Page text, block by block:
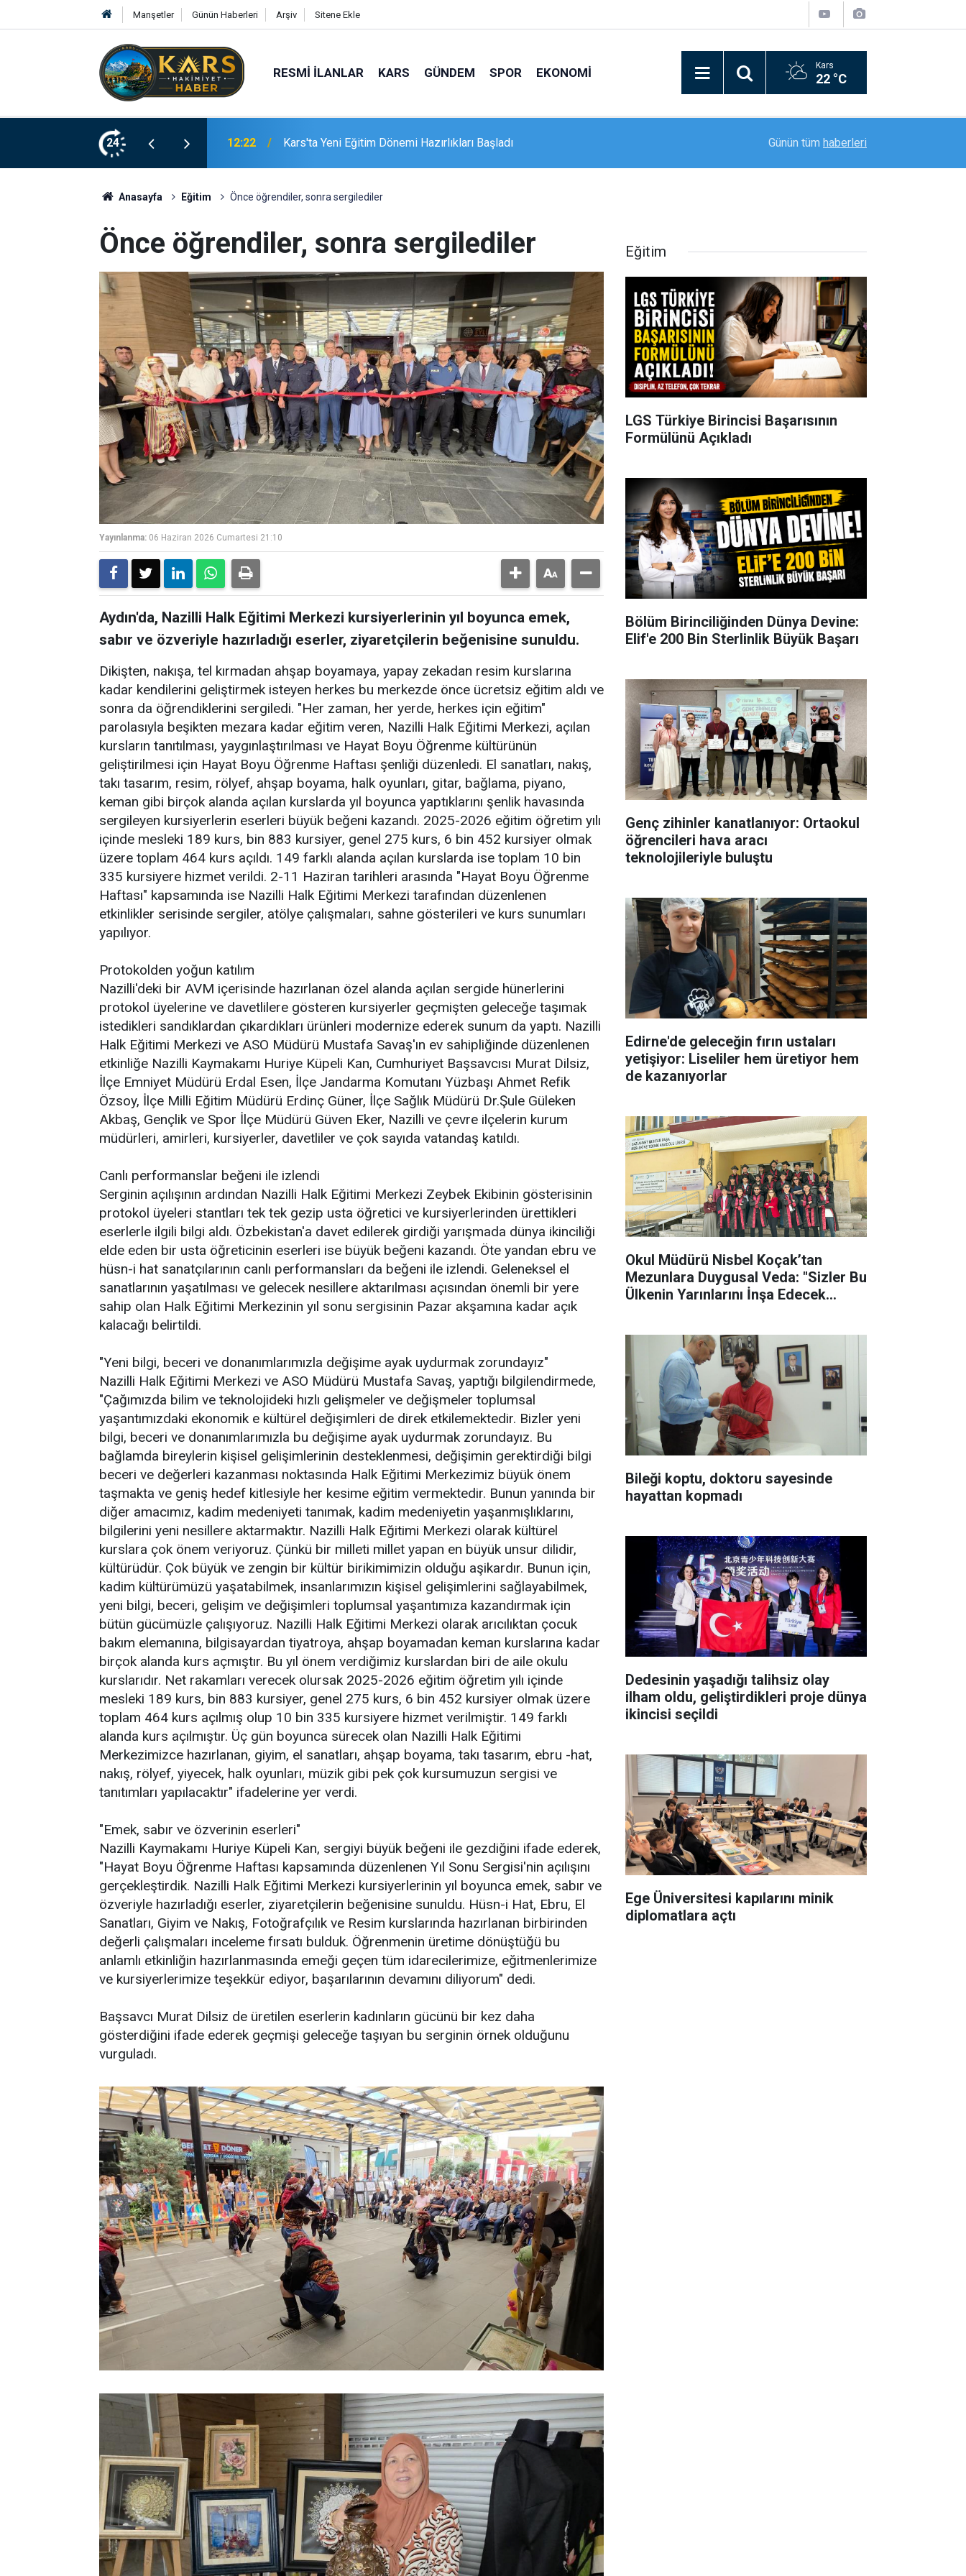
Manşetler Günün Haberleri Arşiv Sitene Ekle
RESMI İLANLAR KARS GÜNDEM SPOR EKONOMI Kars
22 °C
24 12:14 Yükümlülerden Hasan Harakani Anadolu Lisesi Pansiyonuna Destek Vali Polat, Yeni AFAD İl Müdürüyle Bir Araya
Günün tüm haberleri
Anasayfa Eğitim Önce öğrendiler, sonra sergilediler
Önce öğrendiler, sonra sergilediler
Yayınlanma: 06 Haziran 2026 Cumartesi 21:10
Aydın'da, Nazilli Halk Eğitimi Merkezi kursiyerlerinin yıl boyunca emek,
sabır ve özveriyle hazırladığı eserler, ziyaretçilerin beğenisine sunuldu.
Dikişten, nakışa, tel kırmadan ahşap boyamaya, yapay zekadan resim kurslarına
kadar kendilerini geliştirmek isteyen herkes bu merkezde önce ücretsiz eğitim aldı ve
sonra da öğrendiklerini sergiledi. "Her zaman, her yerde, herkes için eğitim"
parolasıyla beşikten mezara kadar eğitim veren, Nazilli Halk Eğitimi Merkezi, açılan
kursların tanıtılması, yaygınlaştırılması ve Hayat Boyu Öğrenme kültürünün
geliştirilmesi için Hayat Boyu Öğrenme Haftası şenliği düzenledi. El sanatları, nakış,
takı tasarım, resim, rölyef, ahşap boyama, halk oyunları, gitar, bağlama, piyano,
keman gibi birçok alanda açılan kurslarda yıl boyunca yaptıklarını şenlik havasında
sergileyen kursiyerlerin eserleri büyük beğeni kazandı. 2025-2026 eğitim öğretim yılı
içinde mesleki 189 kurs, bin 883 kursiyer, genel 275 kurs, 6 bin 452 kursiyer olmak
üzere toplam 464 kurs açıldı. 149 farklı alanda açılan kurslarda ise toplam 10 bin
335 kursiyere hizmet verildi. 2-11 Haziran tarihleri arasında "Hayat Boyu Öğrenme
Haftası" kapsamında ise Nazilli Halk Eğitimi Merkezi tarafından düzenlenen
etkinlikler serisinde sergiler, atölye çalışmaları, sahne gösterileri ve kurs sunumları
yapılıyor.
Protokolden yoğun katılım
Nazilli'deki bir AVM içerisinde hazırlanan özel alanda açılan sergide hünerlerini
protokol üyelerine ve davetlilere gösteren kursiyerler geçmişten geleceğe taşımak
istedikleri sandıklardan çıkardıkları ürünleri modernize ederek sunum da yaptı. Nazilli
Halk Eğitimi Merkezi ve ASO Müdürü Mustafa Savaş'ın ev sahipliğinde düzenlenen
etkinliğe Nazilli Kaymakamı Huriye Küpeli Kan, Cumhuriyet Başsavcısı Murat Dilsiz,
İlçe Emniyet Müdürü Erdal Esen, İlçe Jandarma Komutanı Yüzbaşı Ahmet Refik
Özsoy, İlçe Milli Eğitim Müdürü Erdinç Güner, İlçe Sağlık Müdürü Dr.Şule Güleken
Akbaş, Gençlik ve Spor İlçe Müdürü Güven Eker, Nazilli ve çevre ilçelerin kurum
müdürleri, amirleri, kursiyerler, davetliler ve çok sayıda vatandaş katıldı.
Canlı performanslar beğeni ile izlendi
Serginin açılışının ardından Nazilli Halk Eğitimi Merkezi Zeybek Ekibinin gösterisinin
protokol üyeleri stantları tek tek gezip usta öğretici ve kursiyerlerinden ürettikleri
eserlerle ilgili bilgi aldı. Özbekistan'a davet edilerek girdiği yarışmada dünya ikinciliği
elde eden bir usta öğreticinin eserleri ise büyük beğeni kazandı. Öte yandan ebru ve
hüsn-i hat sanatçılarının canlı performansları da beğeni ile izlendi. Geleneksel el
sanatlarının yaşatılması ve gelecek nesillere aktarılması açısından önemli bir yere
sahip olan Halk Eğitimi Merkezinin yıl sonu sergisinin Pazar akşamına kadar açık
kalacağı belirtildi.
"Yeni bilgi, beceri ve donanımlarımızla değişime ayak uydurmak zorundayız"
Nazilli Halk Eğitimi Merkezi ve ASO Müdürü Mustafa Savaş, yaptığı bilgilendirmede,
"Çağımızda bilim ve teknolojideki hızlı gelişmeler ve değişmeler toplumsal
yaşantımızdaki ekonomik e kültürel değişimleri de direk etkilemektedir. Bizler yeni
bilgi, beceri ve donanımlarımızla bu değişime ayak uydurmak zorundayız. Bu
bağlamda bireylerin kişisel gelişimlerinin desteklenmesi, değişimin gerektirdiği bilgi
beceri ve değerleri kazanması noktasında Halk Eğitimi Merkezimiz büyük önem
taşmakta ve geniş hedef kitlesiyle her kesime eğitim vermektedir. Bunun yanında bir
diğer amacımız, kadim medeniyeti tanımak, kadim medeniyetin yaşanmışlıklarını,
bilgilerini yeni nesillere aktarmaktır. Nazilli Halk Eğitimi Merkezi olarak kültürel
kurslara çok önem veriyoruz. Çünkü bir milleti millet yapan en büyük unsur dilidir,
kültürüdür. Çok büyük ve zengin bir kültür birikimimizin olduğu aşikardır. Bunun için,
kadim kültürümüzü yaşatabilmek, insanlarımızın kişisel gelişimlerini sağlayabilmek,
yeni bilgi, beceri, gelişim ve değişimleri toplumsal yaşantımıza kazandırmak için
bütün gücümüzle çalışıyoruz. Nazilli Halk Eğitimi Merkezi olarak arıcılıktan çocuk
bakım elemanına, bilgisayardan tiyatroya, ahşap boyamadan keman kurslarına kadar
birçok alanda kurs açmıştır. Bu yıl önem verdiğimiz kurslardan biri de aile okulu
kurslarıdır. Net rakamları verecek olursak 2025-2026 eğitim öğretim yılı içinde
mesleki 189 kurs, bin 883 kursiyer, genel 275 kurs, 6 bin 452 kursiyer olmak üzere
toplam 464 kurs açılmış olup 10 bin 335 kursiyere hizmet verilmiştir. 149 farklı
alanda kurs açılmıştır. Üç gün boyunca sürecek olan Nazilli Halk Eğitimi
Merkezimizce hazırlanan, giyim, el sanatları, ahşap boyama, takı tasarım, ebru -hat,
nakış, rölyef, yiyecek, halk oyunları, müzik gibi pek çok kursumuzun sergisi ve
tanıtımları yapılacaktır" ifadelerine yer verdi.
"Emek, sabır ve özverinin eserleri"
Nazilli Kaymakamı Huriye Küpeli Kan, sergiyi büyük beğeni ile gezdiğini ifade ederek,
"Hayat Boyu Öğrenme Haftası kapsamında düzenlenen Yıl Sonu Sergisi'nin açılışını
gerçekleştirdik. Nazilli Halk Eğitimi Merkezi kursiyerlerinin yıl boyunca emek, sabır ve
özveriyle hazırladığı eserler, ziyaretçilerin beğenisine sunuldu. Hüsn-i Hat, Ebru, El
Sanatları, Giyim ve Nakış, Fotoğrafçılık ve Resim kurslarında hazırlanan birbirinden
değerli çalışmaları inceleme fırsatı bulduk. Öğrenmenin üretime dönüştüğü bu
anlamlı etkinliğin hazırlanmasında emeği geçen tüm idarecilerimize, eğitmenlerimize
ve kursiyerlerimize teşekkür ediyor, başarılarının devamını diliyorum" dedi.
Başsavcı Murat Dilsiz de üretilen eserlerin kadınların gücünü bir kez daha
gösterdiğini ifade ederek geçmişi geleceğe taşıyan bu serginin örnek olduğunu
vurguladı.
Eğitim
LGS Türkiye Birincisi Başarısının
Formülünü Açıkladı
Bölüm Birinciliğinden Dünya Devine:
Elif'e 200 Bin Sterlinlik Büyük Başarı
Genç zihinler kanatlanıyor: Ortaokul
öğrencileri hava aracı
teknolojileriyle buluştu
Edirne'de geleceğin fırın ustaları
yetişiyor: Liseliler hem üretiyor hem
de kazanıyorlar
Okul Müdürü Nisbel Koçak’tan
Mezunlara Duygusal Veda: "Sizler Bu
Ülkenin Yarınlarını İnşa Edecek
Bileği koptu, doktoru sayesinde
hayattan kopmadı
Dedesinin yaşadığı talihsiz olay
ilham oldu, geliştirdikleri proje dünya
ikincisi seçildi
Ege Üniversitesi kapılarını minik
diplomatlara açtı